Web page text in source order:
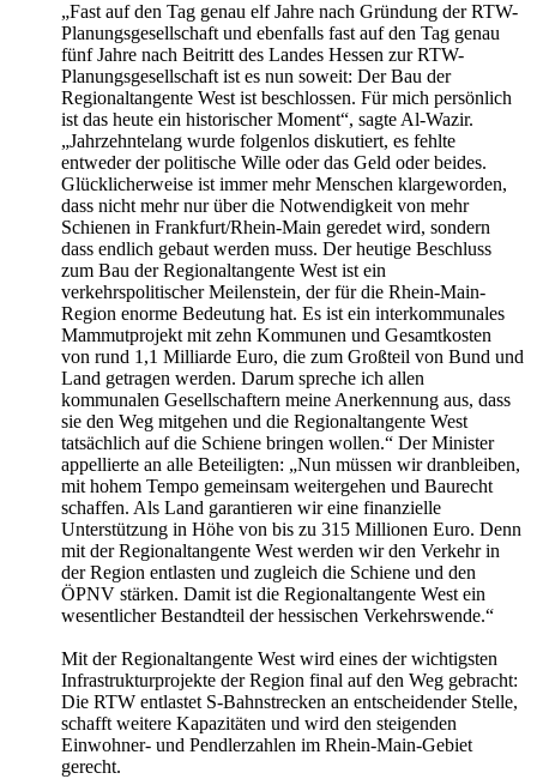
„Fast auf den Tag genau elf Jahre nach Gründung der RTW-
Planungsgesellschaft und ebenfalls fast auf den Tag genau
fünf Jahre nach Beitritt des Landes Hessen zur RTW-
Planungsgesellschaft ist es nun soweit: Der Bau der
Regionaltangente West ist beschlossen. Für mich persönlich
ist das heute ein historischer Moment“, sagte Al-Wazir.
„Jahrzehntelang wurde folgenlos diskutiert, es fehlte
entweder der politische Wille oder das Geld oder beides.
Glücklicherweise ist immer mehr Menschen klargeworden,
dass nicht mehr nur über die Notwendigkeit von mehr
Schienen in Frankfurt/Rhein-Main geredet wird, sondern
dass endlich gebaut werden muss. Der heutige Beschluss
zum Bau der Regionaltangente West ist ein
verkehrspolitischer Meilenstein, der für die Rhein-Main-
Region enorme Bedeutung hat. Es ist ein interkommunales
Mammutprojekt mit zehn Kommunen und Gesamtkosten
von rund 1,1 Milliarde Euro, die zum Großteil von Bund und
Land getragen werden. Darum spreche ich allen
kommunalen Gesellschaftern meine Anerkennung aus, dass
sie den Weg mitgehen und die Regionaltangente West
tatsächlich auf die Schiene bringen wollen.“ Der Minister
appellierte an alle Beteiligten: „Nun müssen wir dranbleiben,
mit hohem Tempo gemeinsam weitergehen und Baurecht
schaffen. Als Land garantieren wir eine finanzielle
Unterstützung in Höhe von bis zu 315 Millionen Euro. Denn
mit der Regionaltangente West werden wir den Verkehr in
der Region entlasten und zugleich die Schiene und den
ÖPNV stärken. Damit ist die Regionaltangente West ein
wesentlicher Bestandteil der hessischen Verkehrswende.“
Mit der Regionaltangente West wird eines der wichtigsten
Infrastrukturprojekte der Region final auf den Weg gebracht:
Die RTW entlastet S-Bahnstrecken an entscheidender Stelle,
schafft weitere Kapazitäten und wird den steigenden
Einwohner- und Pendlerzahlen im Rhein-Main-Gebiet
gerecht.